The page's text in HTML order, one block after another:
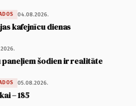
04.08.2026.
kafejnīcu dienas
paneļiem šodien ir realitāte
05.08.2026.
– 185